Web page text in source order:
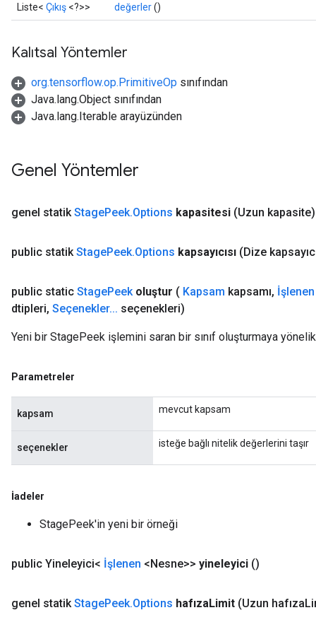
Liste< Çıkış <?>> değerler()
Kalıtsal Yöntemler
org.tensorflow.op.PrimitiveOp sınıfından
Java.lang.Object sınıfından
Java.lang.Iterable arayüzünden
Genel Yöntemler
genel statik StagePeek.Options kapasitesi (Uzun kapasite)
public statik StagePeek.Options kapsayıcısı (Dize
public static StagePeek oluştur ( Kapsam kapsamı, İşlenen
dtipleri, Seçenekler... seçenekleri)
Yeni bir StagePeek işlemini saran bir sınıf oluşturmaya
Parametreler
kapsam mevcut kapsam
seçenekler isteğe bağlı nitelik değerlerini taşır
İadeler
StagePeek'in yeni bir örneği
public Yineleyici< İşlenen <Nesne>> yineleyici ()
genel statik StagePeek.Options hafızaLimit (Uzun hafıza